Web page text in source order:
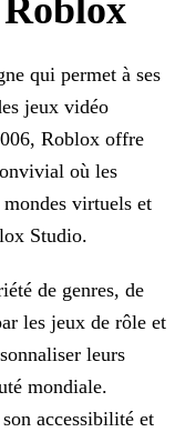
qui permet à ses
jeux vidéo
Roblox offre
où les
virtuels et
Studio.
de genres, de
les jeux de rôle et
leurs
mondiale.
accessibilité et